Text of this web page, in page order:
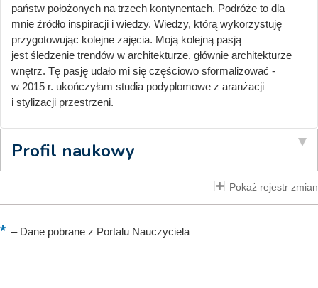
państw położonych na trzech kontynentach. Podróże to dla
mnie źródło inspiracji i wiedzy. Wiedzy, którą wykorzystuję
przygotowując kolejne zajęcia. Moją kolejną pasją
jest śledzenie trendów w architekturze, głównie architekturze
wnętrz. Tę pasję udało mi się częściowo sformalizować -
w 2015 r. ukończyłam studia podyplomowe z aranżacji
i stylizacji przestrzeni.
Profil naukowy
Pokaż rejestr zmian
–Dane pobrane z Portalu Nauczyciela